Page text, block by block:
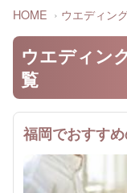
HOME ウエディン
ウエディン
覧
福岡でおすす